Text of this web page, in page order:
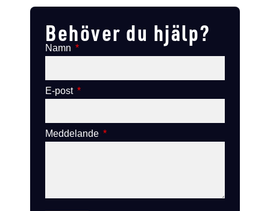
Behöver du hjälp?
Namn
E-post
Meddelande